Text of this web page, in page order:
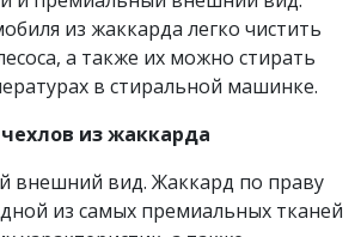
из жаккарда легко чистить
а также их можно стирать
в стиральной машинке.
из жаккарда
внешний вид. Жаккард по праву
из самых премиальных тканей